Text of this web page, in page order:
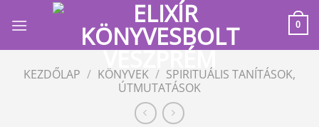
0
KEZDŐLAP / KÖNYVEK / SPIRITUÁLIS TANÍTÁSOK,
ÚTMUTATÁSOK